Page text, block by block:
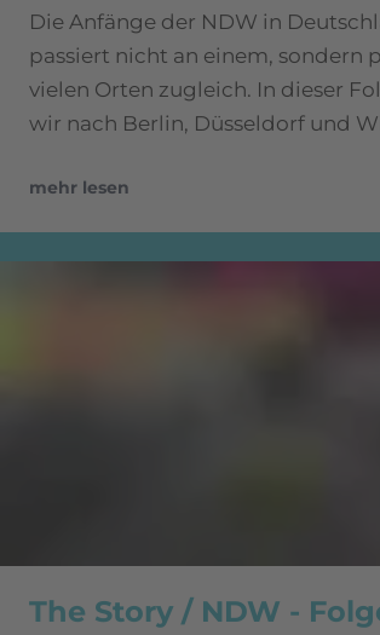
Die Anfänge der NDW in
passiert nicht an einem, sondern
vielen Orten zugleich. In dieser
wir nach Berlin, Düsseldorf und
mehr lesen
The Story / NDW -